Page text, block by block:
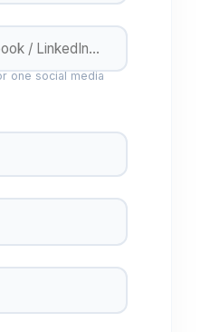
one social media